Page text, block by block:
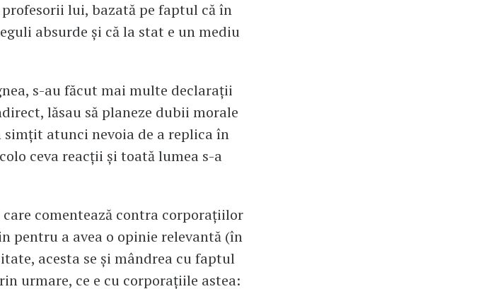
lui, bazată pe faptul că în
absurde și că la stat e un mediu
s-au făcut mai multe declarații
lăsau să planeze dubii morale
atunci nevoia de a replica în
ceva reacții și toată lumea s-a
comentează contra corporațiilor
pentru a avea o opinie relevantă (în
acesta se și mândrea cu faptul
urmare, ce e cu corporațiile astea: